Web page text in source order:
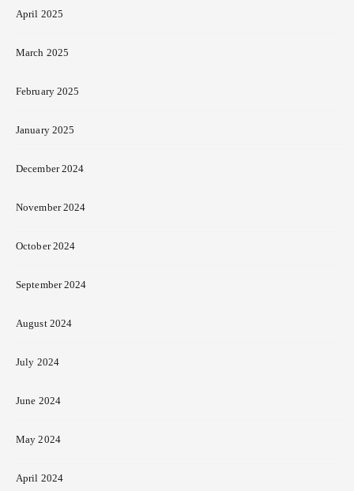
April 2025
March 2025
February 2025
January 2025
December 2024
November 2024
October 2024
September 2024
August 2024
July 2024
June 2024
May 2024
April 2024